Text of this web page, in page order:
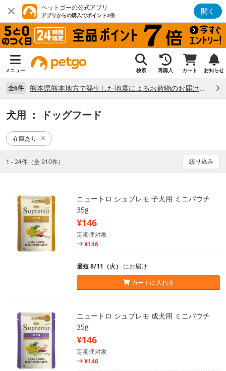
ペットゴーの公式アプリ
アプリからの購入でポイント2倍 開く
メニュー 検索 再購入 カート お知らせ
全6件 熊本県熊本地方で発生した地震によるお荷物のお届け状況について （7/28）
犬用 ： ドッグフード
在庫あり
1 - 24件（全 910件） 絞り込み
ニュートロ シュプレモ 子犬用 ミニパウチ
35g
¥146
定期便対象
¥146
最短 8/11（火） にお届け
カートに入れる
ニュートロ シュプレモ 成犬用 ミニパウチ
35g
¥146
定期便対象
¥146